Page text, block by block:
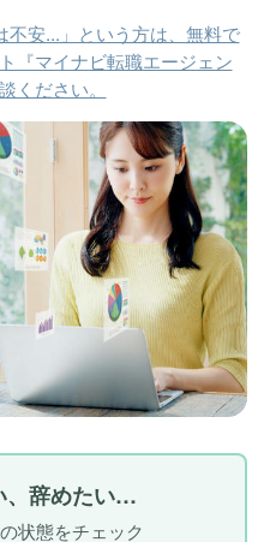
不安...」という方は、無料で
『マイナビ転職エージェン
ください。
、辞めたい…
状態をチェック